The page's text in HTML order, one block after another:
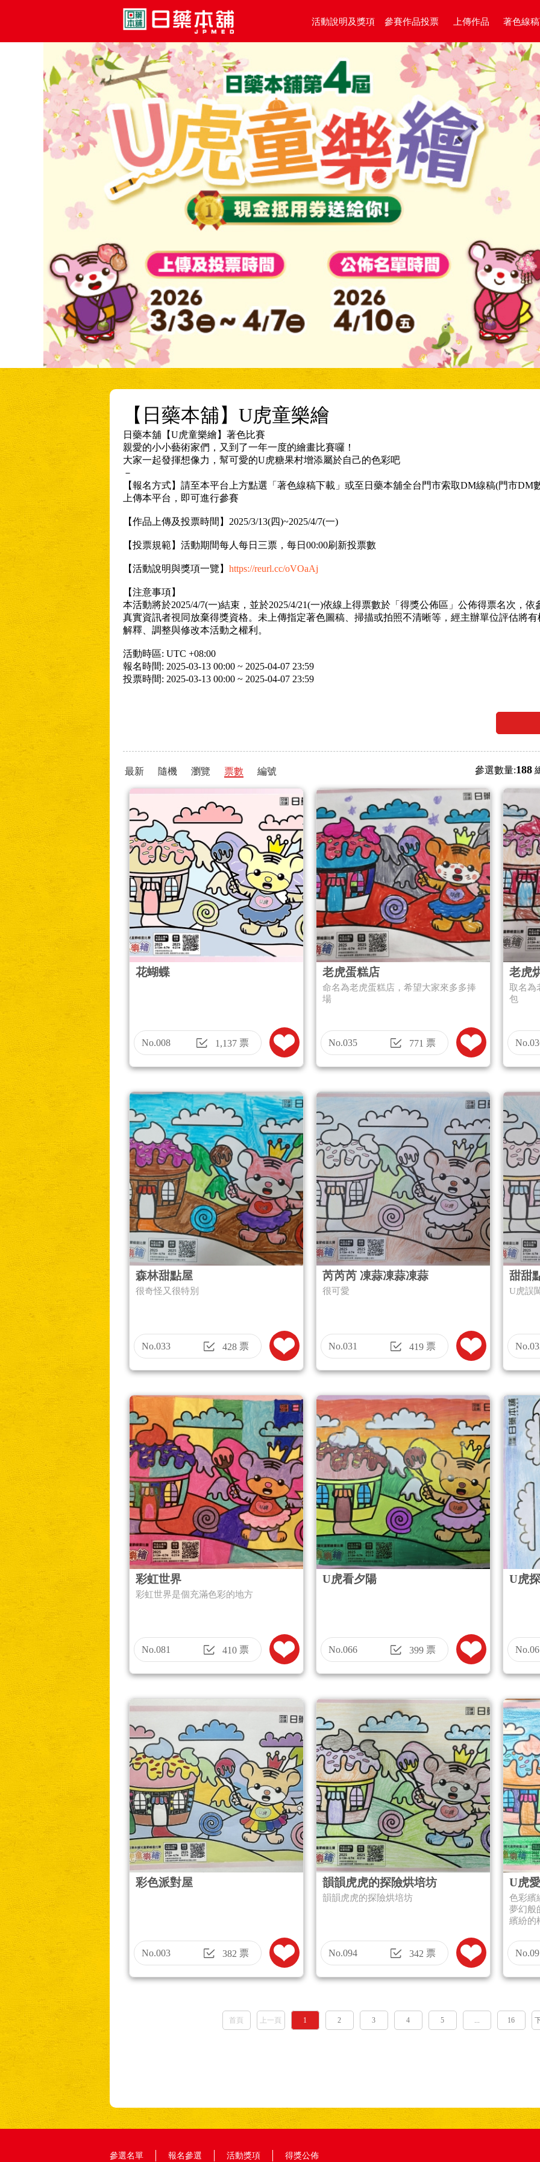
活動說明及獎項 參賽作品投票 上傳作品 著色線
【日藥本舖】U虎童樂繪
日藥本舖【U虎童樂繪】著色比賽
親愛的小小藝術家們，又到了一年一度的繪畫比賽囉！
大家一起發揮想像力，幫可愛的U虎糖果村增添屬於自己的色彩吧
－
【報名方式】請至本平台上方點選「著色線稿下載」或至日藥本舖全台門市索取DM線稿(門市DM
上傳本平台，即可進行參賽
【作品上傳及投票時間】2025/3/13(四)~2025/4/7(一)
【投票規範】活動期間每人每日三票，每日00:00刷新投票數
【活動說明與獎項一覽】 https://reurl.cc/oVOaAj
【注意事項】
本活動將於2025/4/7(一)結束，並於2025/4/21(一)依線上得票數於「得獎公佈區」公佈得票名次，
真實資訊者視同放棄得獎資格。未上傳指定著色圖稿、掃描或拍照不清晰等，經主辦單位評估將
解釋、調整與修改本活動之權利。
活動時區: UTC +08:00
報名時間: 2025-03-13 00:00 ~ 2025-04-07 23:59
投票時間: 2025-03-13 00:00 ~ 2025-04-07 23:59
最新 隨機 瀏覽 票數 編號 參選數量:188
花蝴蝶
No.008 1,137票
老虎蛋糕店
命名為老虎蛋糕店，希望大家來多多捧
場
No.035 771 票
老虎
取名為
包
森林甜點屋
很奇怪又很特別
No.033 428票
芮芮芮 凍蒜凍蒜凍蒜
很可愛
No.031 419票
甜甜
U虎誤
彩虹世界
彩虹世界是個充滿色彩的地方
No.081 410票
U虎看夕陽
No.066 399票
U虎
彩色派對屋
No.003 382 票
韻韻虎虎的探險烘培坊
韻韻虎虎的探險烘培坊
No.094 342 票
U虎
色彩繽
夢幻般
繽紛的
首頁 上一頁 1 2 3 4 5 ... 16
參選名單 報名參選 活動獎項 得獎公佈